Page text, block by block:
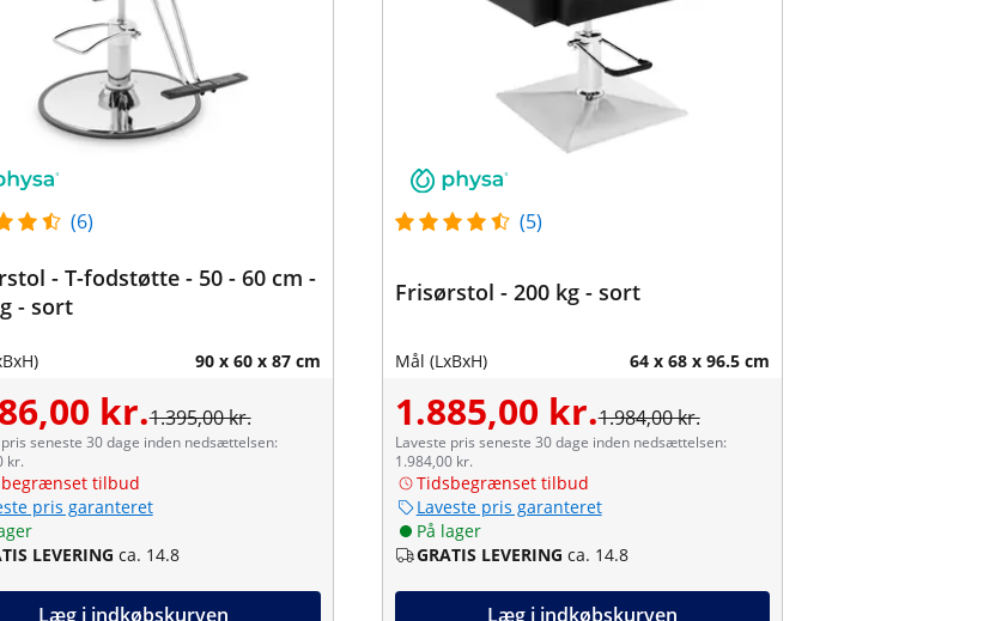
(6)
- T-fodstøtte - 50 - 60 cm -
- sort
90 x 60 x 87 cm
kr.1.395,00 kr.
seneste 30 dage inden nedsættelsen:
kr.
tilbud
pris garanteret
LEVERING ca. 14.8
Læg i indkøbskurven
(5)
Frisørstol - 200 kg - sort
Mål (LxBxH) 64 x 68 x 96.5 cm
1.885,00 kr.1.984,00 kr.
Laveste pris seneste 30 dage inden nedsættelsen:
1.984,00 kr.
Tidsbegrænset tilbud
Laveste pris garanteret
På lager
GRATIS LEVERING ca. 14.8
Læg i indkøbskurven